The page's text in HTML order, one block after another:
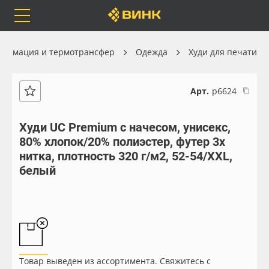
Оплата
Рулонные материалы
Чернила
и термотрансфер Одежда Худи для печати
Арт. р6624
Худи UC Premium с начесом, унисекс,
80% хлопок/20% полиэстер, футер 3х
нитка, плотность 320 г/м2, 52-54/XXL,
белый
Товар выведен из ассортимента. Свяжитесь с